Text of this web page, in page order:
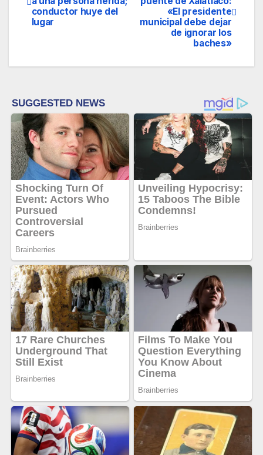
de
entradas
«El presidente
municipal debe dejar
de ignorar los
baches»
conductor huye del
lugar